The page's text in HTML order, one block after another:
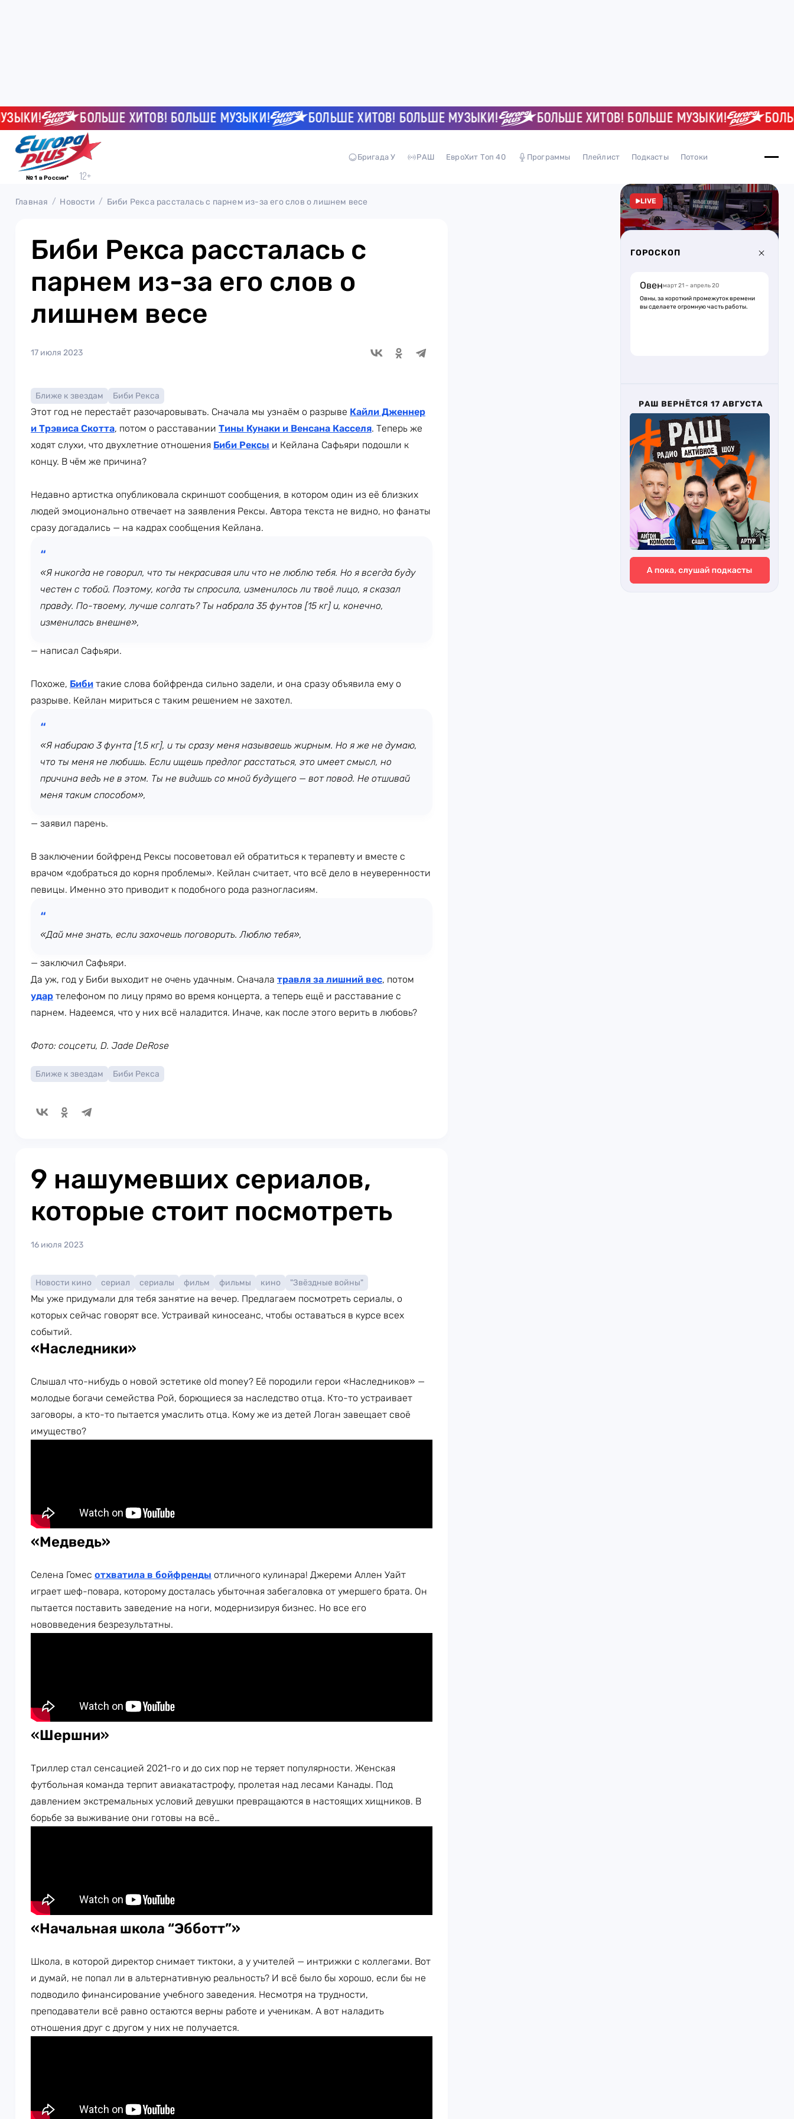
БОЛЬШЕ ХИТОВ! БОЛЬШЕ МУЗЫКИ! БОЛЬШЕ ХИТОВ! БОЛЬШЕ МУЗЫКИ! БОЛЬШЕ ХИТОВ! БОЛЬШЕ МУЗЫКИ! БОЛЬШЕ
№ 1 в России*
Бригада У РАШ ЕвроХит Топ 40 Программы Плейлист Подкасты Потоки
Главная Новости Биби Рекса рассталась с парнем из-за его слов о лишнем весе
Биби Рекса рассталась с
парнем из-за его слов о
лишнем весе
17 июля 2023
Ближе к звездам Биби Рекса
Этот год не перестаёт разочаровывать. Сначала мы узнаём о разрыве Кайли Дженнер
и Трэвиса Скотта, потом о расставании Тины Кунаки и Венсана Касселя. Теперь же
ходят слухи, что двухлетние отношения Биби Рексы и Кейлана Сафьяри подошли к
концу. В чём же причина?
Недавно артистка опубликовала скриншот сообщения, в котором один из её близких
людей эмоционально отвечает на заявления Рексы. Автора текста не видно, но фанаты
сразу догадались — на кадрах сообщения Кейлана.
«Я никогда не говорил, что ты некрасивая или что не люблю тебя. Но я всегда буду
честен с тобой. Поэтому, когда ты спросила, изменилось ли твоё лицо, я сказал
правду. По-твоему, лучше солгать? Ты набрала 35 фунтов [15 кг] и, конечно,
изменилась внешне»,
— написал Сафьяри.
Похоже, Биби такие слова бойфренда сильно задели, и она сразу объявила ему о
разрыве. Кейлан мириться с таким решением не захотел.
«Я набираю 3 фунта [1,5 кг], и ты сразу меня называешь жирным. Но я же не думаю,
что ты меня не любишь. Если ищешь предлог расстаться, это имеет смысл, но
причина ведь не в этом. Ты не видишь со мной будущего — вот повод. Не отшивай
меня таким способом»,
— заявил парень.
В заключении бойфренд Рексы посоветовал ей обратиться к терапевту и вместе с
врачом «добраться до корня проблемы». Кейлан считает, что всё дело в неуверенности
певицы. Именно это приводит к подобного рода разногласиям.
«Дай мне знать, если захочешь поговорить. Люблю тебя»,
— заключил Сафьяри.
Да уж, год у Биби выходит не очень удачным. Сначала травля за лишний вес, потом
удар телефоном по лицу прямо во время концерта, а теперь ещё и расставание с
парнем. Надеемся, что у них всё наладится. Иначе, как после этого верить в любовь?
Фото: соцсети, D. Jade DeRose
Ближе к звездам Биби Рекса
9 нашумевших сериалов,
которые стоит посмотреть
16 июля 2023
Новости кино сериал сериалы фильм фильмы кино "Звёздные войны"
Мы уже придумали для тебя занятие на вечер. Предлагаем посмотреть сериалы, о
которых сейчас говорят все. Устраивай киносеанс, чтобы оставаться в курсе всех
событий.
«Наследники»
Слышал что-нибудь о новой эстетике old money? Её породили герои «Наследников» —
молодые богачи семейства Рой, борющиеся за наследство отца. Кто-то устраивает
заговоры, а кто-то пытается умаслить отца. Кому же из детей Логан завещает своё
имущество?
«Медведь»
Селена Гомес отхватила в бойфренды отличного кулинара! Джереми Аллен Уайт
играет шеф-повара, которому досталась убыточная забегаловка от умершего брата. Он
пытается поставить заведение на ноги, модернизируя бизнес. Но все его
нововведения безрезультатны.
«Шершни»
Триллер стал сенсацией 2021-го и до сих пор не теряет популярности. Женская
футбольная команда терпит авиакатастрофу, пролетая над лесами Канады. Под
давлением экстремальных условий девушки превращаются в настоящих хищников. В
борьбе за выживание они готовы на всё…
«Начальная школа “Эбботт”»
Школа, в которой директор снимает тиктоки, а у учителей — интрижки с коллегами. Вот
и думай, не попал ли в альтернативную реальность? И всё было бы хорошо, если бы не
подводило финансирование учебного заведения. Несмотря на трудности,
преподаватели всё равно остаются верны работе и ученикам. А вот наладить
отношения друг с другом у них не получается.
LIVE
ГОРОСКОП
Овенмарт 21 – апрель 20
Овны, за короткий промежуток времени
вы сделаете огромную часть работы.